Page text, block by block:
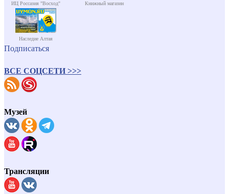
ИЦ Россазия "Восход" Книжный магазин
Наследие Алтая
Подписаться
ВСЕ СОЦСЕТИ >>>
Музей
Трансляции